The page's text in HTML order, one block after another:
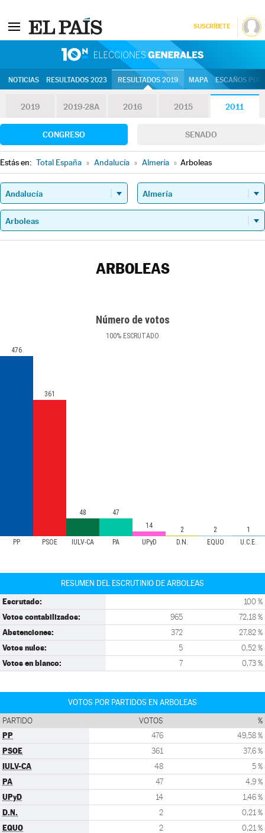
SUSCRÍBETE
NOTICIAS RESULTADOS 2023 RESULTADOS 2019 MAPA ESCAÑOS
2019 2019-28A 2016 2015 2011
CONGRESO SENADO
Estás en: Total España » Andalucía » Almería » Arboleas
ARBOLEAS
Número de votos
100% ESCRUTADO
PP PSOE IULV-CA PA UPyD D.N. EQUO U.C.E.
476
361
48
47
14
2 2 1
RESUMEN DEL ESCRUTINIO DE ARBOLEAS
Escrutado: 100 %
Votos contabilizados: 965 72,18 %
Abstenciones: 372 27,82 %
Votos nulos: 5 0,52 %
Votos en blanco: 7 0,73 %
VOTOS POR PARTIDOS EN ARBOLEAS
PARTIDO VOTOS %
PP 476 49,58 %
PSOE 361 37,6 %
IULV-CA 48 5 %
PA 47 4,9 %
UPyD 14 1,46 %
D.N. 2 0,21 %
EQUO 2 0,21 %